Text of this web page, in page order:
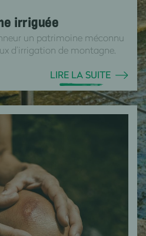
irriguée
un patrimoine méconnu
d’irrigation de montagne.
LIRE LA SUITE